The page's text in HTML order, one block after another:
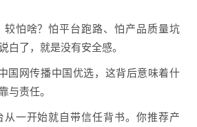
较怕啥？怕平台跑路、怕产品质量坑
白了，就是没有安全感。
国网传播中国优选，这背后意味着什
与责任。
一开始就自带信任背书。你推荐产